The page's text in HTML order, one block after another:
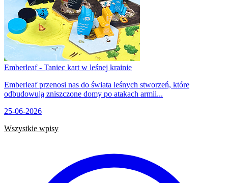
Emberleaf - Taniec kart w leśnej krainie
Emberleaf przenosi nas do świata leśnych stworzeń, które
odbudowują zniszczone domy po atakach armii...
25-06-2026
Wszystkie wpisy